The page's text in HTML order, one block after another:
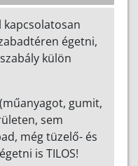
kapcsolatosan
égetni,
külön
gumit,
sem
még tüzelő- és
is TILOS!